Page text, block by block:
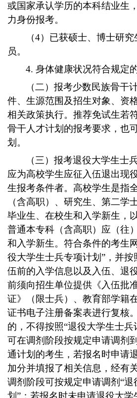
或国家承认学历的本科结业生
力身份报考。
（4）已获硕士、博士研
员。
4. 身体健康状况符合规定
（二）报考少数民族骨干
件、生源范围及招生对象、资
相关政策执行。推荐免试生若
骨干人才计划的报考要求，也
划。
（三）报考退役大学生士
应为高校学生应征入伍退出现
生报考条件者。高校学生是指
（含高职）、研究生、第二学
毕业生、在校生和入学新生，
普通本专科（含高职）应（往
和入学新生。符合条件的考生
役大学生士兵专项计划”，并按
伍前的入学信息以及入伍、退
前须向招生单位提供《入伍批
证》（限士兵）、教育部学籍
证书电子注册备案表进行复核
的，不得按照“退役大学生士兵
可在调剂阶段按规定申请调剂
通计划的考生，若报名时申请
加分并填报了相关信息，经有
调剂阶段可按规定申请调剂“
划”；若报名时未申请退役大学